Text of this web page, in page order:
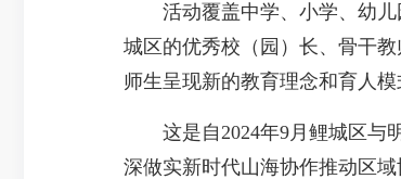
活动覆盖中学、小学、幼儿
城区的优秀校（园）长、骨干
师生呈现新的教育理念和育人模
这是自2024年9月鲤城区与明
深做实新时代山海协作推动区